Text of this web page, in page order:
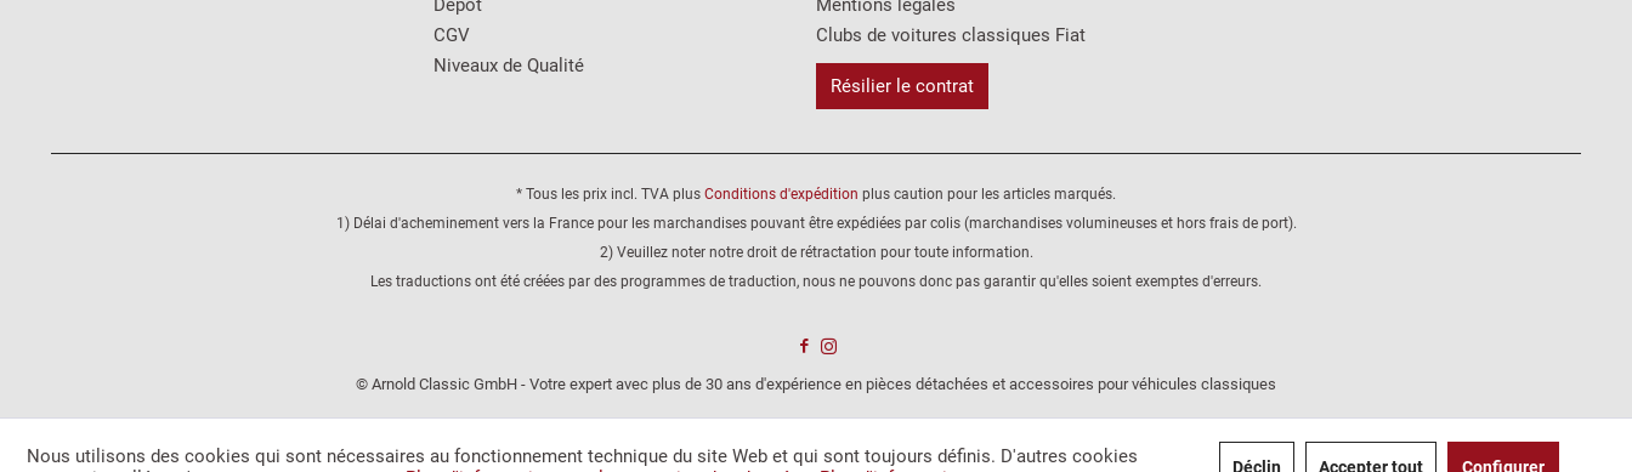
Dépôt
CGV
Niveaux de Qualité
Mentions légales
Clubs de voitures classiques Fiat
Résilier le contrat
* Tous les prix incl. TVA plus Conditions d'expédition plus caution pour les articles marqués.
1) Délai d'acheminement vers la France pour les marchandises pouvant être expédiées par colis (marchandises volumineuses et hors frais de port).
2) Veuillez noter notre droit de rétractation pour toute information.
Les traductions ont été créées par des programmes de traduction, nous ne pouvons donc pas garantir qu'elles soient exemptes d'erreurs.
© Arnold Classic GmbH - Votre expert avec plus de 30 ans d'expérience en pièces détachées et accessoires pour véhicules classiques
Nous utilisons des cookies qui sont nécessaires au fonctionnement technique du site Web et qui sont toujours définis. D'autres cookies
Déclin Accepter tout Configurer